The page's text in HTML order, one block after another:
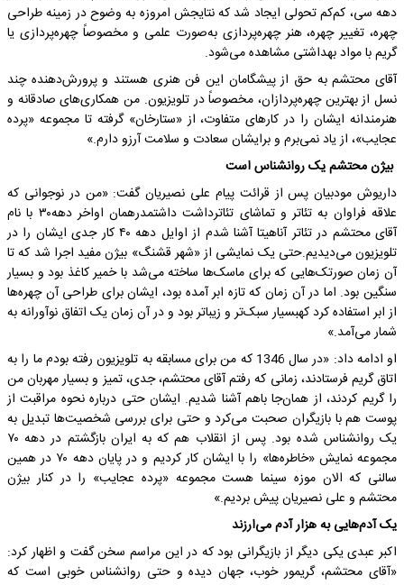
دهه سی، کم‌کم تحولی ایجاد شد که نتایجش امروزه به ‌وضوح در زمینه طراحی
چهره، تغییر چهره، هنر چهره‌پردازی به‌صورت علمی و مخصوصاً چهره‌پردازی یا
گریم با مواد بهداشتی مشاهده می‌شود.
آقای محتشم به حق از پیشگامان این فن هنری هستند و پرورش‌دهنده چند
نسل از بهترین چهره‌پردازان، مخصوصاً در تلویزیون. من همکاری‌های صادقانه و
هنرمندانه ایشان را در کارهای متفاوت، از «ستارخان» گرفته تا مجموعه «پرده
عجایب»، از یاد نمی‌برم و برایشان سعادت و سلامت آرزو دارم.»
بیژن محتشم یک روانشناس است
داریوش مودبیان پس از قرائت پیام علی نصیریان گفت: «من در نوجوانی که
علاقه فراوان به تئاتر و تماشای تئاترداشت داشتمدرهمان اواخر دهه۳۰ با نام
آقای محتشم در تئاتر آناهیتا آشنا شدم از اوایل دهه ۴۰ کار جدی ایشان را در
تلویزیون می‌دیدیم.حتی یک نمایشی از «شهر قشنگ» بیژن مفید اجرا شد که تا
آن زمان صورتک‌هایی که برای ماسک‌ها ساخته می‌شد با خمیر کاغذ بود و بسیار
سنگین بود. اما در آن زمان که تازه ابر آمده بود، ایشان برای طراحی آن چهره‌ها
از ابر استفاده کرد کهبسیار سبک‌تر و زیباتر بود و در آن زمان یک اتفاق نوآورانه به
شمار می‌آمد.»
او ادامه داد: «در سال 1346 که من برای مسابقه به تلویزیون رفته بودم ما را به
اتاق گریم فرستادند، زمانی که رفتم آقای محتشم، جدی، تمیز و بسیار مهربان من
را گریم کردند، از همان‌جا باهم آشنا شدیم. ایشان حتی درباره نحوه مراقبت از
پوست هم با بازیگران صحبت می‌کرد و حتی برای بررسی شخصیت‌ها تبدیل به
یک روانشناس شده بود. پس از انقلاب هم که به ایران بازگشتم در دهه ۷۰
مجموعه نمایش «خاطره‌ها» را با ایشان کار کردیم و در پایان دهه ۷۰ در همین
سالنی که الان موزه سینما هست مجموعه «پرده عجایب» را در کنار بیژن
محتشم و علی نصیریان پیش بردیم.»
یک آدم‌هایی به هزار آدم می‌ارزند
اکبر عبدی یکی دیگر از بازیگرانی بود که در این مراسم سخن گفت و اظهار کرد:
«آقای محتشم، گریمور خوب، جهان دیده و حتی روانشناس خوبی است که